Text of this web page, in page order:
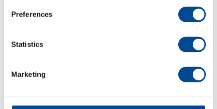
Preferences
Statistics
Marketing